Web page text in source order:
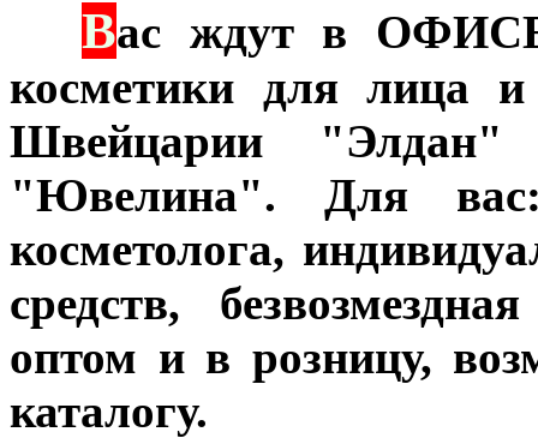
Вас ждут в ОФИСЕ
косметики для лица и
Швейцарии "Элдан"
"Ювелина". Для вас:
косметолога,
средств,
оптом и в розницу,
каталогу.